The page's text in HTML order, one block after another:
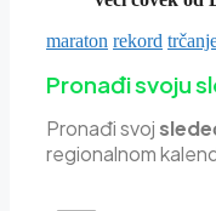
maraton rekord
Pronađi svoju
Pronađi svoj
regionalnom